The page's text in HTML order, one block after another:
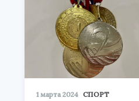
1 марта 2024 СПОРТ